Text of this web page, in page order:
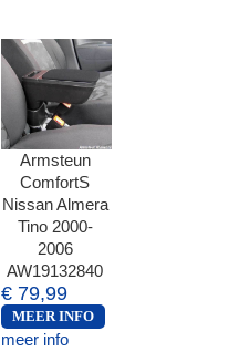
Armsteun
ComfortS
Nissan Almera
Tino 2000-
2006
AW19132840
€ 79,99
MEER INFO
meer info